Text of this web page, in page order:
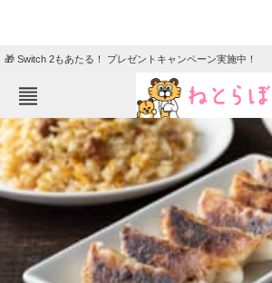
🎁 Switch 2もあたる！ プレゼントキャンペーン実施中！
ねとらぼメニュー
TOP ニュース
エンタメ クイズ
地域
住まい 教育・育児